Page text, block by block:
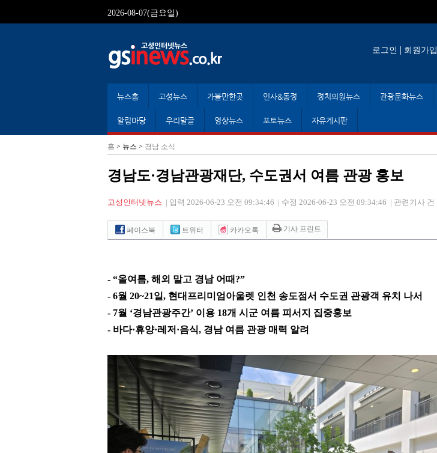
2026-08-07(금요일)
로그인 | 회원가입
뉴스홈 고성뉴스 가볼만한곳 인사&동정 정치의원뉴스 관광문화뉴스
알림마당 우리말글 영상뉴스 포토뉴스 자유게시판
홈 > 뉴스 > 경남 소식
경남도·경남관광재단, 수도권서 여름 관광 홍보
고성인터넷뉴스 입력 2026-06-23 오전 09:34:46 수정 2026-06-23 오전 09:34:46 관련기사 건
페이스북 트위터 카카오톡 기사 프린트
- “올여름, 해외 말고 경남 어때 ?”
- 6월 20~21일, 현대프리미엄아울렛 인천 송도점서 수도권 관광객 유치 나서
- 7월 ‘경남관광주간’ 이용 18개 시군 여름 피서지 집중홍보
- 바다·휴양·레저 ·음식, 경남 여름 관광 매력 알려